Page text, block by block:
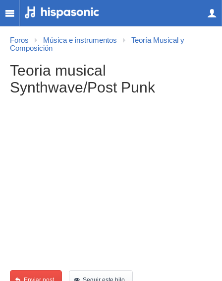
Foros Música e instrumentos
Teoría Musical y
Composición
Teoria musical
Synthwave/Post Punk